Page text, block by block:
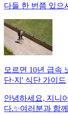
다들 한 번쯤 있으
모르면 10년 급속
단·지' 식단 가이드
안녕하세요, 지니
다.✨여러분과 함